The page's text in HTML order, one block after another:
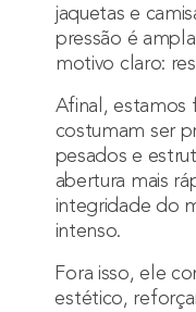
jaquetas e
pressão é
motivo claro:
Afinal, estamos
costumam ser
pesados e
abertura mais
integridade do
intenso.
Fora isso, ele
estético,